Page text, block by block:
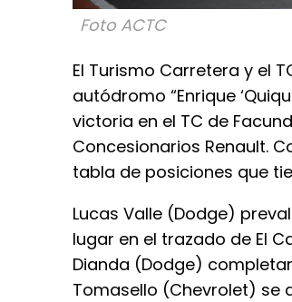
Foto ACTC
El Turismo Carretera y el
autódromo “Enrique
victoria en el TC de
Concesionarios Renault.
tabla de posiciones que
Lucas Valle (Dodge)
lugar en el trazado de El
Dianda (Dodge)
Tomasello (Chevrolet)